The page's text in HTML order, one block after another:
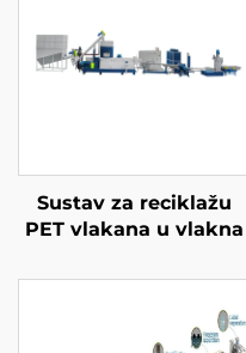
Sustav za reciklažu
PET vlakana u vlakna